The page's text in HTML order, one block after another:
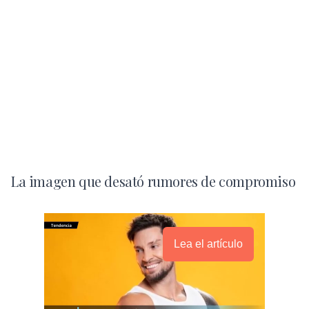
La imagen que desató rumores de compromiso
Lea el artículo